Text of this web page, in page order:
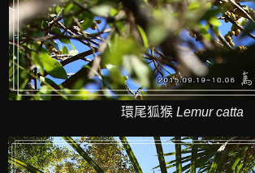
環尾狐猴 Lemur catta